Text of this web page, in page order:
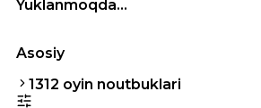
Yuklanmoqda...
Asosiy
1312 oyin noutbuklari